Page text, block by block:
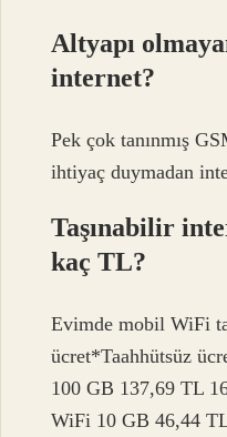
Altyapı
internet?
Pek çok tanınmış
ihtiyaç duymadan
Taşınabilir
kaç TL?
Evimde mobil WiFi
ücret*Taahhütsüz
100 GB 137,69 TL
WiFi 10 GB 46,44